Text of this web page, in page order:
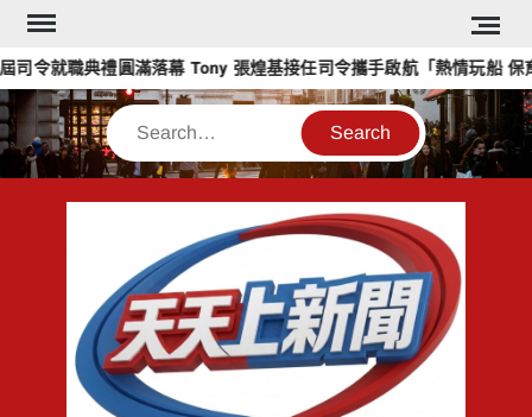
Skip
content
令就職典禮圓滿落幕 Tony 張煌基接任司令攜手啟航「熱情玩船 保
Search